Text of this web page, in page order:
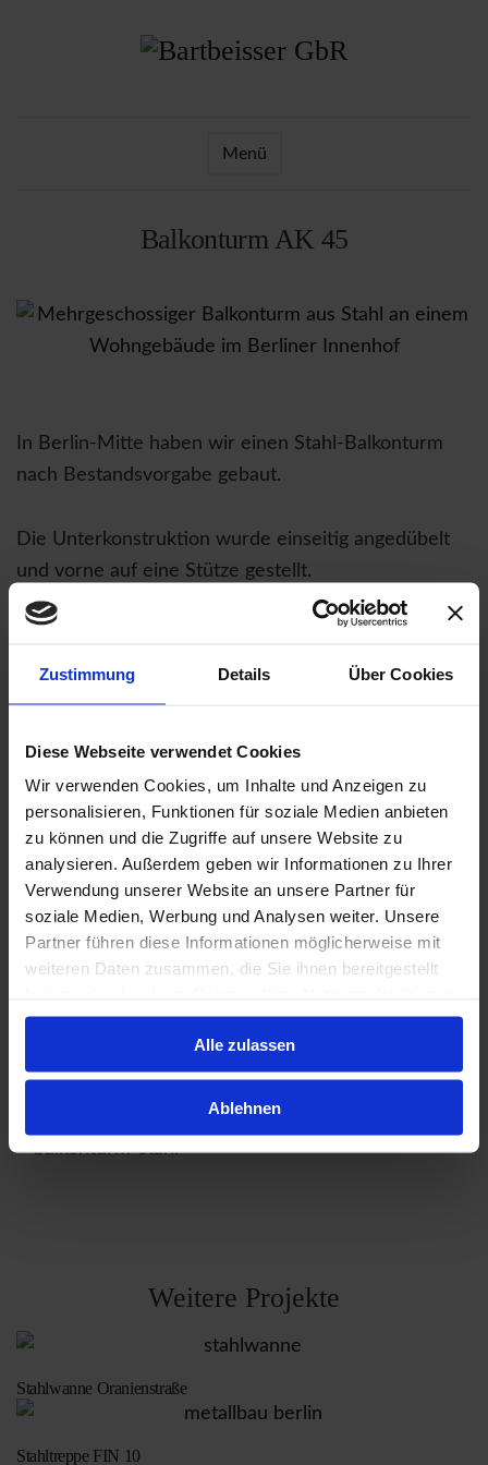
Zustimmung Details Über Cookies
Diese Webseite verwendet Cookies
Wir verwenden Cookies, um Inhalte und Anzeigen zu
personalisieren, Funktionen für soziale Medien anbieten
zu können und die Zugriffe auf unsere Website zu
analysieren. Außerdem geben wir Informationen zu Ihrer
Verwendung unserer Website an unsere Partner für
soziale Medien, Werbung und Analysen weiter. Unsere
Partner führen diese Informationen möglicherweise mit
weiteren Daten zusammen, die Sie ihnen bereitgestellt
gesammelt haben.
Alle zulassen
Ablehnen
Menü
Balkonturm AK 45
In Berlin-Mitte haben wir einen Stahl-Balkonturm
nach Bestandsvorgabe gebaut.
Die Unterkonstruktion wurde einseitig angedübelt
und vorne auf eine Stütze gestellt.
eingebauten Wasserführung.
Berlin 2023.
Weitere Bilder zum Projekt
Weitere Projekte
Stahlwanne Oranienstraße
Stahltreppe FIN 10